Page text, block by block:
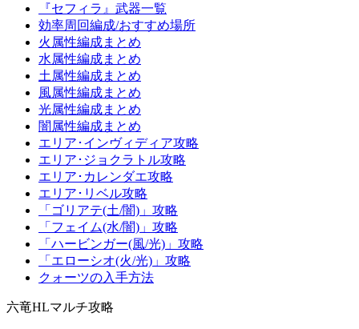
『セフィラ』武器一覧
効率周回編成/おすすめ場所
火属性編成まとめ
水属性編成まとめ
土属性編成まとめ
風属性編成まとめ
光属性編成まとめ
闇属性編成まとめ
エリア･インヴィディア攻略
エリア･ジョクラトル攻略
エリア･カレンダエ攻略
エリア･リベル攻略
「ゴリアテ(土/闇)」攻略
「フェイム(水/闇)」攻略
「ハービンガー(風/光)」攻略
「エローシオ(火/光)」攻略
クォーツの入手方法
六竜HLマルチ攻略